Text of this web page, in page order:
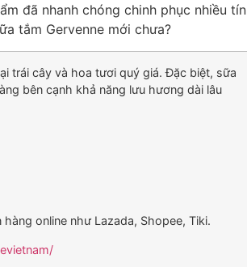
đã nhanh chóng chinh phục nhiều tín
tắm Gervenne mới chưa?
trái cây và hoa tươi quý giá. Đặc biệt, sữa
bên cạnh khả năng lưu hương dài lâu
online như Lazada, Shopee, Tiki.